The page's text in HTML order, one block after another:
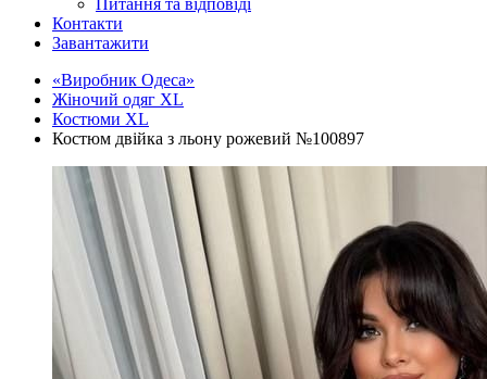
Контакти
Завантажити
«Виробник Одеса»
Жіночий одяг XL
Костюми XL
Костюм двійка з льону рожевий №100897